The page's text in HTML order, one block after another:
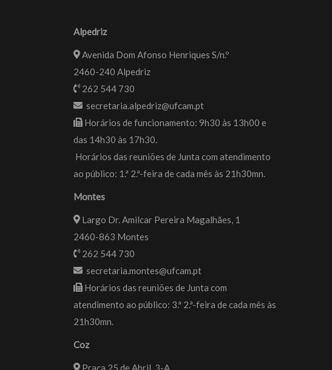
Alpedriz
Avenida Dom Afonso Henriques S/n.º
2460-240 Alpedriz
262 544 730
secretaria.alpedriz@ufcam.pt
Horários de funcionamento: 9h30 às 13h00 e
das 14h30 às 17h30.
Horários das reuniões de Junta com atendimento
ao público: 1.ª 2.ª-feira de cada mês às 21h30mn.
Montes
Largo Dr. Amilcar Pereira Magalhães, 1
2460-863 Montes
262 544 730
secretaria.montes@ufcam.pt
Horários das reuniões de Junta com
atendimento ao público: 3.ª 2.ª-feira de cada mês às
21h30mn.
Coz
Praça 25 de Abril, 3-A